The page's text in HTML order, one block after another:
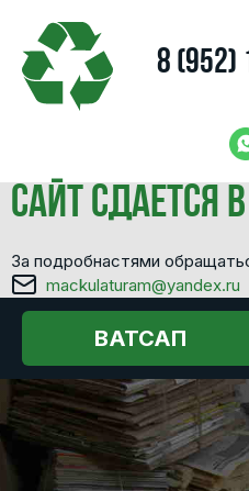
8 (952)
Сайт сдается
За подробнастями
mackulaturam@yandex.ru
ВАТСАП